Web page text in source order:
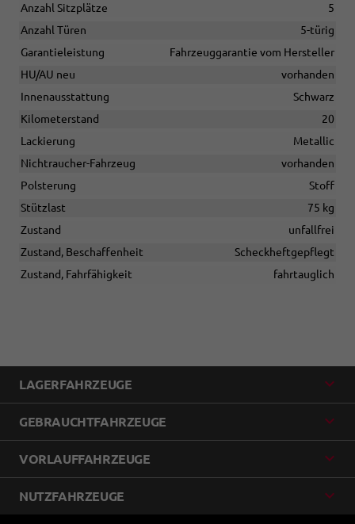
Anzahl Sitzplätze
5
Anzahl Türen
5-türig
Garantieleistung
Fahrzeuggarantie vom Hersteller
HU/AU neu
vorhanden
Innenausstattung
Schwarz
Kilometerstand
20
Lackierung
Metallic
Nichtraucher-Fahrzeug
vorhanden
Polsterung
Stoff
Stützlast
75 kg
Zustand
unfallfrei
Zustand, Beschaffenheit
Scheckheftgepflegt
Zustand, Fahrfähigkeit
fahrtauglich
LAGERFAHRZEUGE
GEBRAUCHTFAHRZEUGE
VORLAUFFAHRZEUGE
NUTZFAHRZEUGE